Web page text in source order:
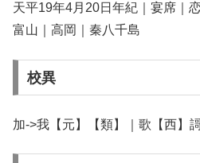
天平19年4月20日年紀｜宴席｜
富山｜高岡｜秦八千島
校異
加->我【元】【類】｜歌【西】